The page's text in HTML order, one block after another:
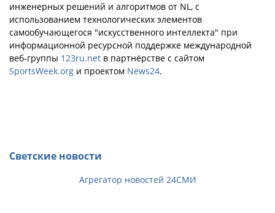
инженерных решений и алгоритмов от NL, с
использованием технологических элементов
самообучающегося "искусственного интеллекта" при
информационной ресурсной поддержке международной
веб-группы 123ru.net в партнёрстве с сайтом
SportsWeek.org и проектом News24.
Светские новости
Агрегатор новостей 24СМИ